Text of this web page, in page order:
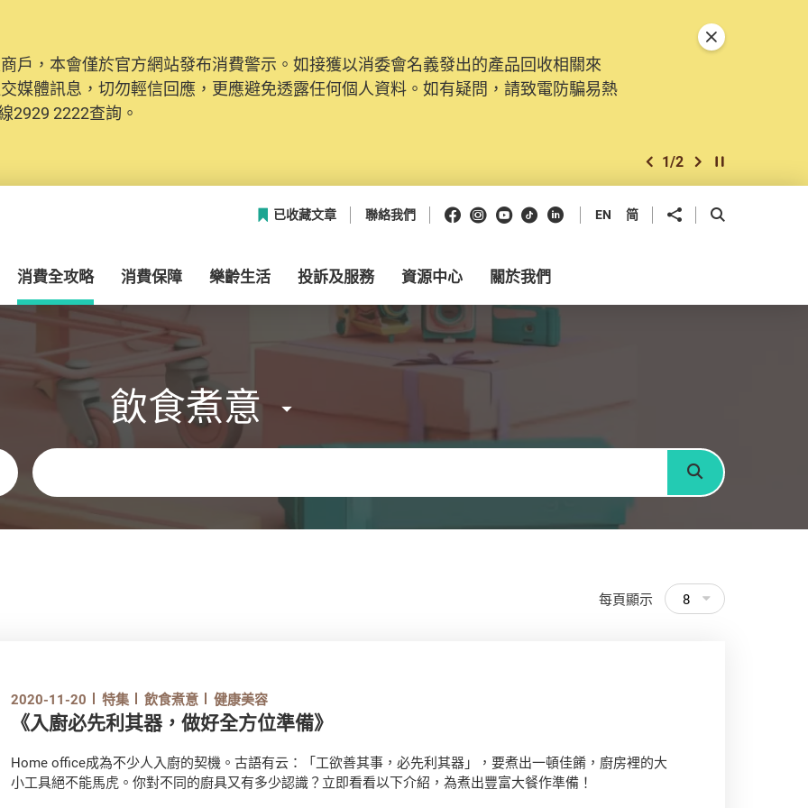
戶，本會僅於官方網站發布消費警示。如接獲以消委會名義發出的產品回收相關來
媒體訊息，切勿輕信回應，更應避免透露任何個人資料。如有疑問，請致電防騙易熱
2929 2222查詢。
上一個
1/2 下一個開始/暫停幻燈
關閉特別通告
已收藏文章 聯絡我們 Facebook
Instagram
Youtube
抖音領英 EN 简 分享到 開啟搜尋框
消費全攻略 消費保障 樂齡生活 投訴及服務 資源中心 關於我們
飲食煮意
關鍵字
搜尋
每頁顯示 8
2020-11-20 特集 飲食煮意 健康美容
《入廚必先利其器，做好全方位準備》
Home office成為不少人入廚的契機。古語有云：「工欲善其事，必先利其器」，要煮出一頓佳餚，廚房裡的大
小工具絕不能馬虎。你對不同的廚具又有多少認識？立即看看以下介紹，為煮出豐富大餐作準備！